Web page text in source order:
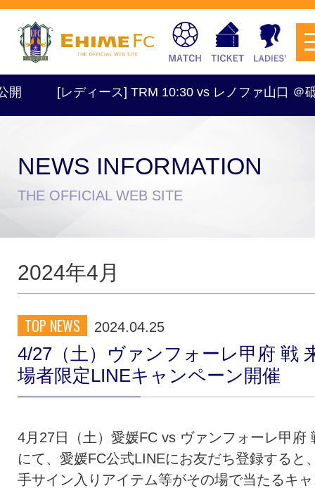
試合日程・結果
クラブ・会社情報
ファンクラブ 試合を観戦
チケットを購入
[レディース] TRM 10:30 vs レノファ山口 ＠砥部補
NEWS INFORMATION
THE OFFICIAL WEB SITE
2024年4月
TOP NEWS 2024.04.25
4/27（土）ヴァンフォーレ甲府 戦
場者限定LINEキャンペーン開催
4月27日（土）愛媛FC vs ヴァンフォーレ甲府
にて、愛媛FC公式LINEにお友だち登録すると
手サイン入りアイテム等がその場で当たるキ